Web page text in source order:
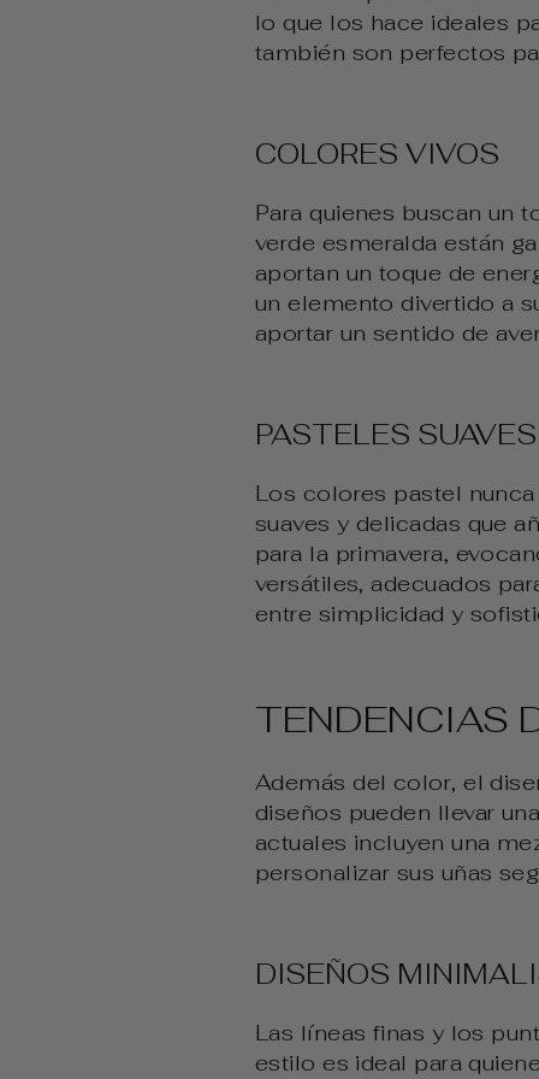
lo que los hace ideales
también son perfectos
COLORES VIVOS
Para quienes buscan un
verde esmeralda están
aportan un toque de
un elemento divertido a
aportar un sentido de
PASTELES SUAVES
Los colores pastel
suaves y delicadas que
para la primavera,
versátiles, adecuados
entre simplicidad y
TENDENCIAS
Además del color, el
diseños pueden llevar
actuales incluyen una
personalizar sus uñas
DISEÑOS
Las líneas finas y los
estilo es ideal para